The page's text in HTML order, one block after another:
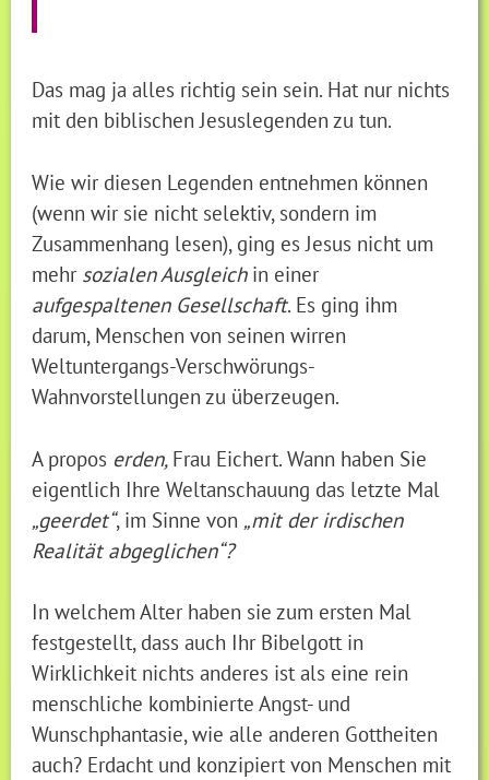
Das mag ja alles richtig sein sein. Hat nur nichts
mit den biblischen Jesuslegenden zu tun.
Wie wir diesen Legenden entnehmen können
(wenn wir sie nicht selektiv, sondern im
Zusammenhang lesen), ging es Jesus nicht um
mehr sozialen Ausgleich in einer
aufgespaltenen Gesellschaft. Es ging ihm
darum, Menschen von seinen wirren
Weltuntergangs-Verschwörungs-
Wahnvorstellungen zu überzeugen.
A propos erden, Frau Eichert. Wann haben Sie
eigentlich Ihre Weltanschauung das letzte Mal
„geerdet“, im Sinne von „mit der irdischen
Realität abgeglichen“?
In welchem Alter haben sie zum ersten Mal
festgestellt, dass auch Ihr Bibelgott in
Wirklichkeit nichts anderes ist als eine rein
menschliche kombinierte Angst- und
Wunschphantasie, wie alle anderen Gottheiten
auch? Erdacht und konzipiert von Menschen mit